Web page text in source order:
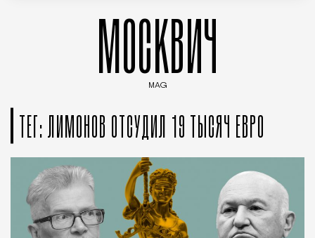
МОСКВИЧ
MAG
ТЕГ: ЛИМОНОВ ОТСУДИЛ 19 ТЫСЯЧ ЕВРО